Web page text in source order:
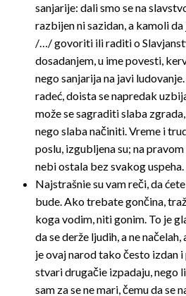
sanjarije: dali smo se na
razbijen ni sazidan, a kamoli
/…/ govoriti ili raditi o
dosadanjem, u ime povesti,
nego sanjarija na javi
radeć, doista se napredak
može se sagraditi slaba
nego slaba načiniti. Vreme i
poslu, izgubljena su; na
nebi ostala bez svakog uspeha.
Najstrašnie su vam reči, da
bude. Ako trebate gončina,
koga vodim, niti gonim. To je
da se derže ljudih, a ne
je ovaj narod tako često izdan i
stvari drugačie izpadaju, nego
sam za se ne mari, čemu da se